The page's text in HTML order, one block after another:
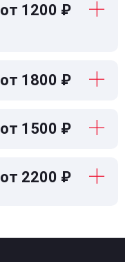
от 1200 ₽
от 1800 ₽
от 1500 ₽
от 2200 ₽